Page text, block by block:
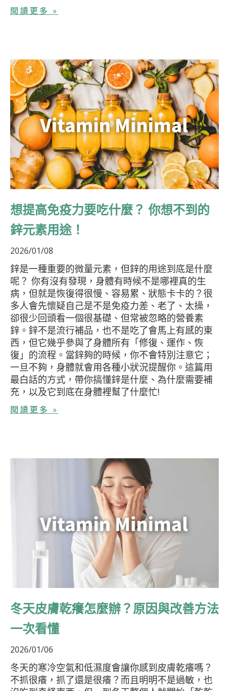
閱讀更多 »
想提高免疫力要吃什麼？ 你想不到的
鋅元素用途！
2026/01/08
鋅是一種重要的微量元素，但鋅的用途到底是什麼
呢？ 你有沒有發現，身體有時候不是哪裡真的生
病，但就是恢復得很慢、容易累、狀態卡卡的？很
多人會先懷疑自己是不是免疫力差、老了、太操，
卻很少回頭看一個很基礎、但常被忽略的營養素
鋅。鋅不是流行補品，也不是吃了會馬上有感的東
西，但它幾乎參與了身體所有「修復、運作、恢
復」的流程。當鋅夠的時候，你不會特別注意它；
一旦不夠，身體就會用各種小狀況提醒你。這篇用
最白話的方式，帶你搞懂鋅是什麼、為什麼需要補
充，以及它到底在身體裡幫了什麼忙!
閱讀更多 »
冬天皮膚乾癢怎麼辦？原因與改善方法
一次看懂
2026/01/06
冬天的寒冷空氣和低濕度會讓你感到皮膚乾癢嗎？
不抓很癢，抓了還是很癢？而且明明不是過敏，也